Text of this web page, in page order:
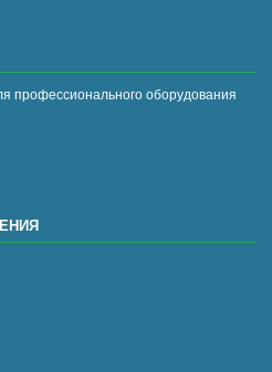
профессионального оборудования